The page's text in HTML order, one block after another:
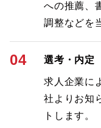
への推薦、
調整などを
04 選考・内定
求人企業に
社よりお知
トします。